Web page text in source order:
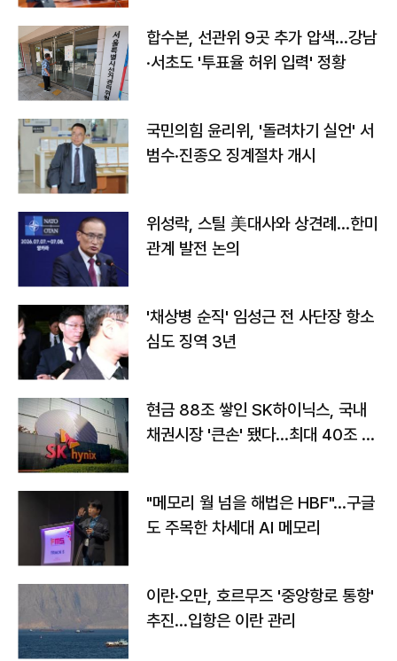
합수본, 선관위 9곳 추가 압색…강남
·서초도 '투표율 허위 입력' 정황
국민의힘 윤리위, '돌려차기 실언' 서
범수·진종오 징계절차 개시
위성락, 스틸 美대사와 상견례…한미
관계 발전 논의
'채상병 순직' 임성근 전 사단장 항소
심도 징역 3년
현금 88조 쌓인 SK하이닉스, 국내
채권시장 '큰손' 됐다…최대 40조 투
"메모리 월 넘을 해법은 HBF"…구글
도 주목한 차세대 AI 메모리
이란·오만, 호르무즈 '중앙항로 통항'
추진…입항은 이란 관리